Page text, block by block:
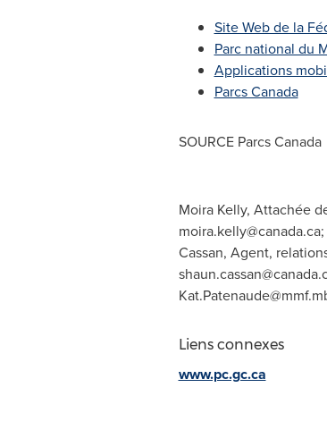
Site Web de la
Parc national du
Applications
Parcs Canada
SOURCE Parcs Canada
Moira Kelly, Attachée
moira.kelly@canada.ca
Cassan, Agent,
Liens connexes
www.pc.gc.ca